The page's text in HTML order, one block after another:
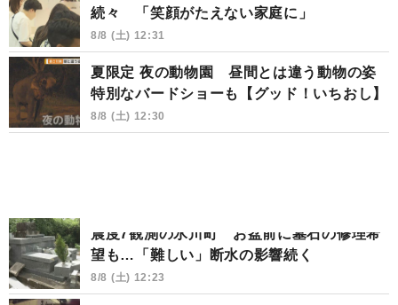
続々 「笑顔がたえない家庭に」
8/8 (土) 12:31
夏限定 夜の動物園 昼間とは違う動物の姿
特別なバードショーも【グッド！いちおし】
8/8 (土) 12:30
震度7観測の氷川町 お盆前に墓石の修理希
望も…「難しい」断水の影響続く
8/8 (土) 12:23